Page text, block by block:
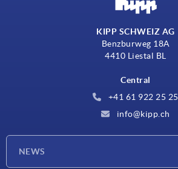
KIPP SCHWEIZ AG
Benzburweg 18A
4410 Liestal BL
Central
+41 61 922 25 25
info@kipp.ch
NEWS